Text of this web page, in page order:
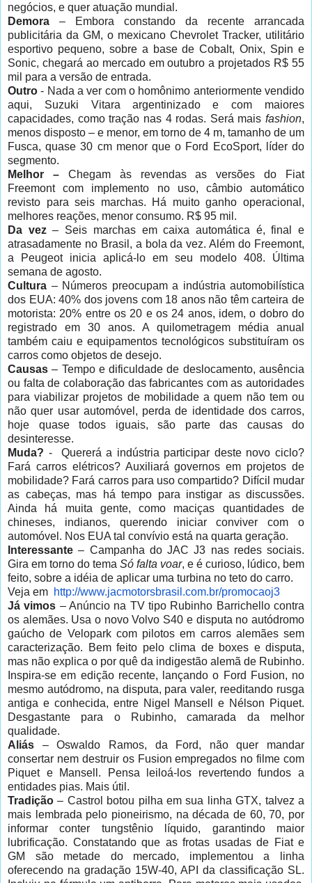
negócios, e quer atuação mundial.
Demora
– Embora constando da recente arrancada
publicitária da GM, o mexicano Chevrolet Tracker, utilitário
esportivo pequeno, sobre a base de Cobalt, Onix, Spin e
Sonic, chegará ao mercado em outubro a projetados R$ 55
mil para a versão de entrada.
Outro - Nada a ver com o homônimo anteriormente vendido
aqui, Suzuki Vitara argentinizado e com maiores
capacidades, como tração nas 4 rodas. Será mais fashion,
menos disposto – e menor, em torno de 4 m, tamanho de um
Fusca, quase 30 cm menor que o Ford EcoSport, líder do
segmento.
Melhor –
Chegam às revendas as versões do Fiat
Freemont com implemento no uso, câmbio automático
revisto para seis marchas. Há muito ganho operacional,
melhores reações, menor consumo. R$ 95 mil.
Da vez – Seis marchas em caixa automática é, final e
atrasadamente no Brasil, a bola da vez. Além do Freemont,
a Peugeot inicia aplicá-lo em seu modelo 408. Última
semana de agosto.
Cultura – Números preocupam a indústria automobilística
dos EUA: 40% dos jovens com 18 anos não têm carteira de
motorista: 20% entre os 20 e os 24 anos, idem, o dobro do
registrado em 30 anos. A quilometragem média anual
também caiu e equipamentos tecnológicos substituíram os
carros como objetos de desejo.
Causas – Tempo e dificuldade de deslocamento, ausência
ou falta de colaboração das fabricantes com as autoridades
para viabilizar projetos de mobilidade a quem não tem ou
não quer usar automóvel, perda de identidade dos carros,
hoje quase todos iguais, são parte das causas do
desinteresse.
Muda? - Quererá a indústria participar deste novo ciclo?
Fará carros elétricos? Auxiliará governos em projetos de
mobilidade? Fará carros para uso compartido? Difícil mudar
as cabeças, mas há tempo para instigar as discussões.
Ainda há muita gente, como maciças quantidades de
chineses, indianos, querendo iniciar conviver com o
automóvel. Nos EUA tal convívio está na quarta geração.
Interessante – Campanha do JAC J3 nas redes sociais.
Gira em torno do tema Só falta voar, e é curioso, lúdico, bem
feito, sobre a idéia de aplicar uma turbina no teto do carro.
Veja em http://www.jacmotorsbrasil.com.br/promocaoj3
Já vimos – Anúncio na TV tipo Rubinho Barrichello contra
os alemães. Usa o novo Volvo S40 e disputa no autódromo
gaúcho de Velopark com pilotos em carros alemães sem
caracterização. Bem feito pelo clima de boxes e disputa,
mas não explica o por quê da indigestão alemã de Rubinho.
Inspira-se em edição recente, lançando o Ford Fusion, no
mesmo autódromo, na disputa, para valer, reeditando rusga
antiga e conhecida, entre Nigel Mansell e Nélson Piquet.
Desgastante para o Rubinho, camarada da melhor
qualidade.
Aliás
– Oswaldo Ramos, da Ford, não quer mandar
consertar nem destruir os Fusion empregados no filme com
Piquet e Mansell. Pensa leiloá-los revertendo fundos a
entidades pias. Mais útil.
Tradição – Castrol botou pilha em sua linha GTX, talvez a
mais lembrada pelo pioneirismo, na década de 60, 70, por
informar conter tungstênio líquido, garantindo maior
lubrificação. Constatando que as frotas usadas de Fiat e
GM são metade do mercado, implementou a linha
oferecendo na gradação 15W-40, API da classificação SL.